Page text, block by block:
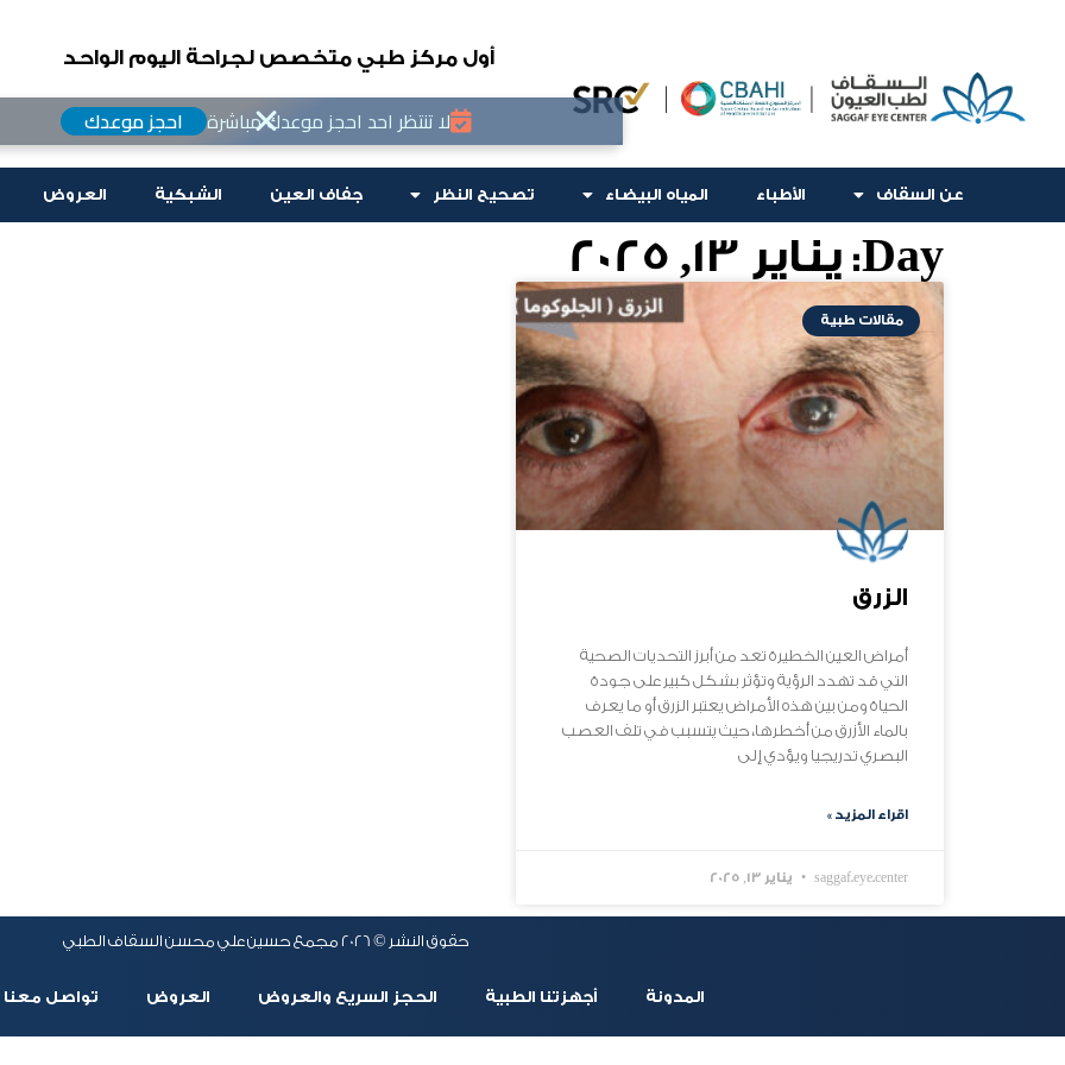
لا تنتظر احد احجز موعدك مباشرة احجز موعدك
أول مركز طبي متخصص لجراحة اليوم الواحد
عن السقاف الأطباء المياه البيضاء تصحيح النظر جفاف العين الشبكية العروض
Day: يناير 13, 2025
مقالات طبية
الزرق
أمراض العين الخطيرة تعد من أبرز التحديات الصحية
التي قد تهدد الرؤية وتؤثر بشكل كبير على جودة
الحياة ومن بين هذه الأمراض يعتبر الزرق أو ما يعرف
بالماء الأزرق من أخطرها، حيث يتسبب في تلف العصب
البصري تدريجيا ويؤدي إلى
اقراء المزيد »
saggaf.eye.center يناير 13, 2025
حقوق النشر © 2026 مجمع حسين علي محسن السقاف الطبي
المدونة أجهزتنا الطبية الحجز السريع والعروض العروض تواصل معنا